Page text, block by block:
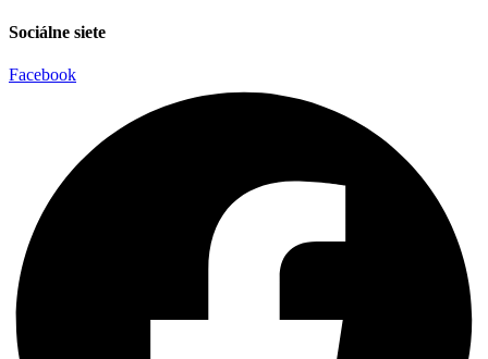
Sociálne siete
Facebook